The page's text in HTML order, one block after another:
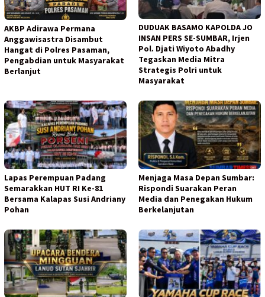
AKBP Adirawa Permana
Anggawisastra Disambut
Hangat di Polres Pasaman,
Pengabdian untuk Masyarakat
Berlanjut
DUDUAK BASAMO KAPOLDA JO
INSAN PERS SE-SUMBAR, Irjen
Pol. Djati Wiyoto Abadhy
Tegaskan Media Mitra
Strategis Polri untuk
Masyarakat
Lapas Perempuan Padang
Semarakkan HUT RI Ke-81
Bersama Kalapas Susi Andriany
Pohan
Menjaga Masa Depan Sumbar:
Rispondi Suarakan Peran
Media dan Penegakan Hukum
Berkelanjutan